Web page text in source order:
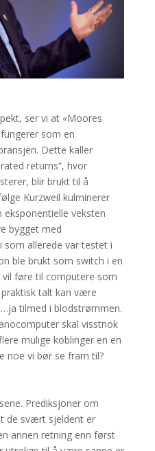
ser vi at «Moores
som en
Dette kaller
returns“, hvor
blir brukt til å
Kurzweil kulminerer
veksten
bygget med
som allerede var testet i
ble brukt som switch i en
føre til computere som
talt kan være
tilmed i blodstrømmen.
skal visstnok
mulige koblinger en en
noe vi bør se fram til?
Prediksjoner om
de svært sjeldent er
annen retning enn først